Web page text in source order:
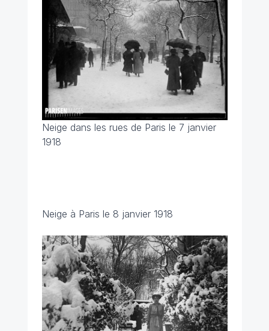
Neige dans les rues de Paris le 7 janvier
1918
Neige à Paris le 8 janvier 1918